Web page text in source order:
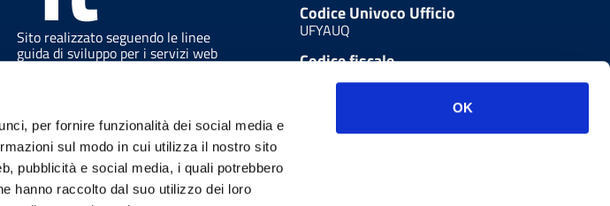
per fornire funzionalità dei social media e
sul modo in cui utilizza il nostro sito
pubblicità e social media, i quali potrebbero
hanno raccolto dal suo utilizzo dei loro
OK
Sito realizzato seguendo le linee
guida di sviluppo per i servizi web
delle PA pubblicate da AGID in
Codice Univoco Ufficio
UFYAUQ
Codice fiscale
80004250165
Feedback accessibilità Note legali